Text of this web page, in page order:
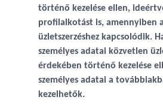
történő kezelése ellen,
profilalkotást is, amennyiben
üzletszerzéshez kapcsolódik.
személyes adatai közvetlen
érdekében történő kezelése
személyes adatai a
kezelhetők.